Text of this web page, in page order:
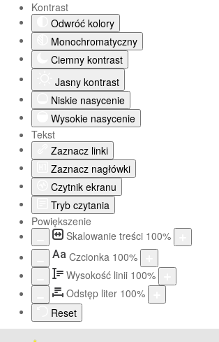
Kontrast
Odwróć kolory
Monochromatyczny
Ciemny kontrast
Jasny kontrast
Niskie nasycenie
Wysokie nasycenie
Tekst
Zaznacz linki
Zaznacz nagłówki
Czytnik ekranu
Tryb czytania
Powiększenie
Skalowanie treści 100%
Aa Czcionka 100%
Wysokość linii 100%
Odstęp liter 100%
Reset